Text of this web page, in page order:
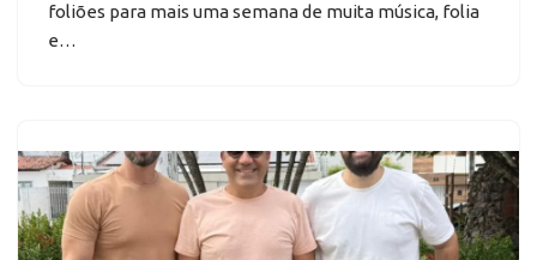
foliões para mais uma semana de muita música, folia
e…